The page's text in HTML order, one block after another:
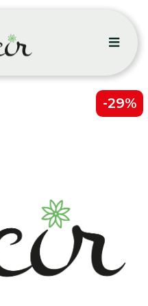
-29%